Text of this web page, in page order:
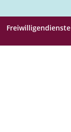
Freiwilligendienste